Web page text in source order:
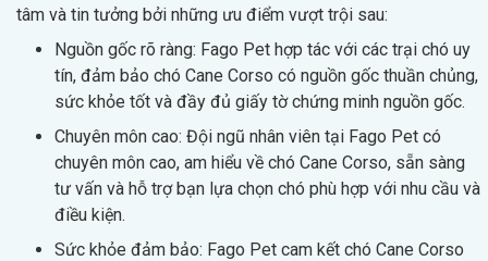
tâm và tin tưởng bởi những ưu điểm vượt trội sau:
Nguồn gốc rõ ràng: Fago Pet hợp tác với các trại chó uy
tín, đảm bảo chó Cane Corso có nguồn gốc thuần chủng,
sức khỏe tốt và đầy đủ giấy tờ chứng minh nguồn gốc.
Chuyên môn cao: Đội ngũ nhân viên tại Fago Pet có
chuyên môn cao, am hiểu về chó Cane Corso, sẵn sàng
tư vấn và hỗ trợ bạn lựa chọn chó phù hợp với nhu cầu và
điều kiện.
Sức khỏe đảm bảo: Fago Pet cam kết chó Cane Corso